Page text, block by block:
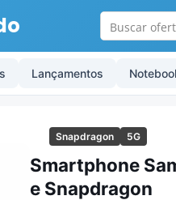
Lançamentos
Snapdragon 5G
Smartphone
e Snapdragon